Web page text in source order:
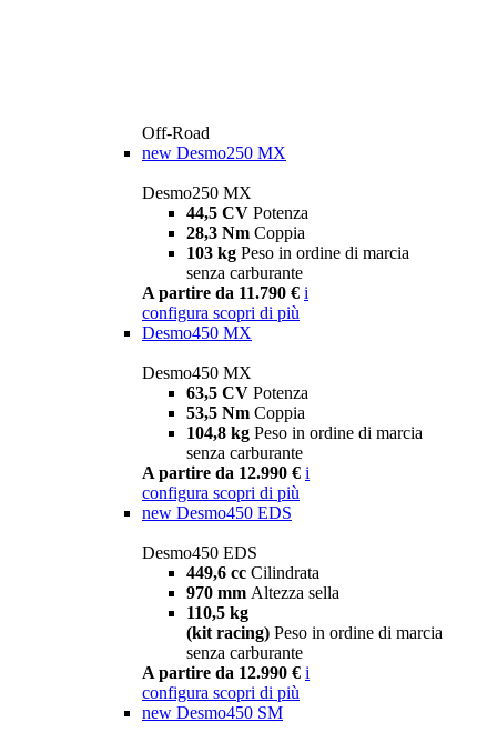
Off-Road
new Desmo250 MX
Desmo250 MX
44,5 CV Potenza
28,3 Nm Coppia
103 kg Peso in ordine di marcia
senza carburante
A partire da 11.790 € i
configura scopri di più
Desmo450 MX
Desmo450 MX
63,5 CV Potenza
53,5 Nm Coppia
104,8 kg Peso in ordine di marcia
senza carburante
A partire da 12.990 € i
configura scopri di più
new Desmo450 EDS
Desmo450 EDS
449,6 cc Cilindrata
970 mm Altezza sella
110,5 kg
(kit racing) Peso in ordine di marcia
senza carburante
A partire da 12.990 € i
configura scopri di più
new Desmo450 SM